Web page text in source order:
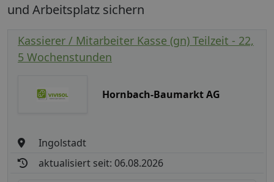
und Arbeitsplatz sichern
Kassierer / Mitarbeiter Kasse (gn) Teilzeit - 22,
5 Wochenstunden
Hornbach-Baumarkt AG
Ingolstadt
aktualisiert seit: 06.08.2026